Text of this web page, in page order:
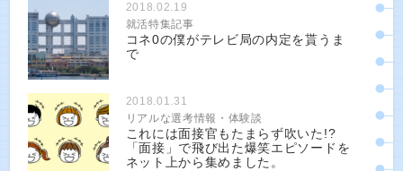
2018.02.19
就活特集記事
コネ0の僕がテレビ局の内定を貰うま
で
2018.01.31
リアルな選考情報・体験談
これには面接官もたまらず吹いた!?
「面接」で飛び出た爆笑エピソードを
ネット上から集めました。